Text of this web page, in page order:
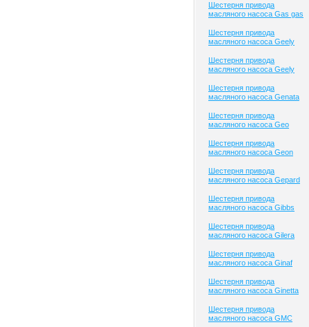
Шестерня привода
масляного насоса Gas gas
Шестерня привода
масляного насоса Geely
Шестерня привода
масляного насоса Geely
Шестерня привода
масляного насоса Genata
Шестерня привода
масляного насоса Geo
Шестерня привода
масляного насоса Geon
Шестерня привода
масляного насоса Gepard
Шестерня привода
масляного насоса Gibbs
Шестерня привода
масляного насоса Gilera
Шестерня привода
масляного насоса Ginaf
Шестерня привода
масляного насоса Ginetta
Шестерня привода
масляного насоса GMC